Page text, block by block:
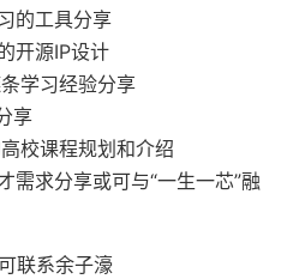
的工具分享
开源IP设计
学习经验分享
享
校课程规划和介绍
需求分享或可与“一生一芯”融
联系余子濠